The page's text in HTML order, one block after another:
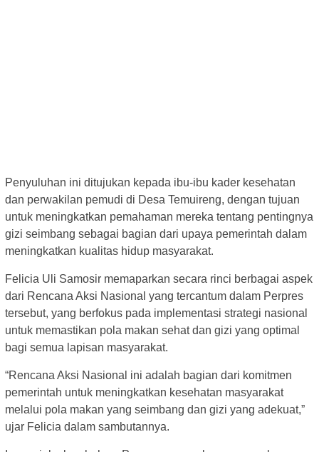
Penyuluhan ini ditujukan kepada ibu-ibu kader kesehatan
dan perwakilan pemudi di Desa Temuireng, dengan tujuan
untuk meningkatkan pemahaman mereka tentang pentingnya
gizi seimbang sebagai bagian dari upaya pemerintah dalam
meningkatkan kualitas hidup masyarakat.
Felicia Uli Samosir memaparkan secara rinci berbagai aspek
dari Rencana Aksi Nasional yang tercantum dalam Perpres
tersebut, yang berfokus pada implementasi strategi nasional
untuk memastikan pola makan sehat dan gizi yang optimal
bagi semua lapisan masyarakat.
“Rencana Aksi Nasional ini adalah bagian dari komitmen
pemerintah untuk meningkatkan kesehatan masyarakat
melalui pola makan yang seimbang dan gizi yang adekuat,”
ujar Felicia dalam sambutannya.